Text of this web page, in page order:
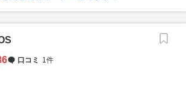
口コミ 1件